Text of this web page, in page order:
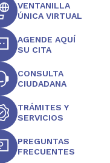
VENTANILLA
ÚNICA VIRTUAL
AGENDE AQUÍ
SU CITA
CONSULTA
CIUDADANA
TRÁMITES Y
SERVICIOS
PREGUNTAS
FRECUENTES